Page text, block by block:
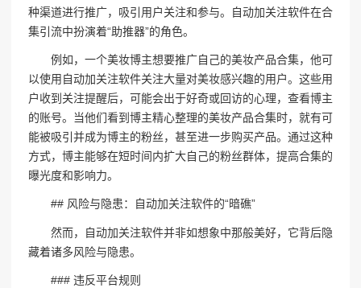
种渠道进行推广，吸引用户关注和参与。自动加关注软件在合
集引流中扮演着“助推器”的角色。
例如，一个美妆博主想要推广自己的美妆产品合集，他可
以使用自动加关注软件关注大量对美妆感兴趣的用户。这些用
户收到关注提醒后，可能会出于好奇或回访的心理，查看博主
的账号。当他们看到博主精心整理的美妆产品合集时，就有可
能被吸引并成为博主的粉丝，甚至进一步购买产品。通过这种
方式，博主能够在短时间内扩大自己的粉丝群体，提高合集的
曝光度和影响力。
## 风险与隐患：自动加关注软件的“暗礁”
然而，自动加关注软件并非如想象中那般美好，它背后隐
藏着诸多风险与隐患。
### 违反平台规则